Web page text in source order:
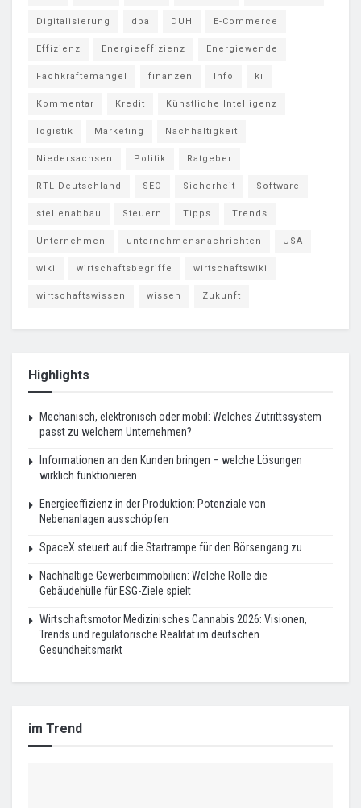
Digitalisierung dpa DUH E-Commerce
Effizienz Energieeffizienz Energiewende
Fachkräftemangel finanzen Info ki
Kommentar Kredit Künstliche Intelligenz
logistik Marketing Nachhaltigkeit
Niedersachsen Politik Ratgeber
RTL Deutschland SEO Sicherheit Software
stellenabbau Steuern Tipps Trends
Unternehmen unternehmensnachrichten USA
wiki wirtschaftsbegriffe wirtschaftswiki
wirtschaftswissen wissen Zukunft
Highlights
Mechanisch, elektronisch oder mobil: Welches Zutrittssystem
passt zu welchem Unternehmen?
Informationen an den Kunden bringen – welche Lösungen
wirklich funktionieren
Energieeffizienz in der Produktion: Potenziale von
Nebenanlagen ausschöpfen
SpaceX steuert auf die Startrampe für den Börsengang zu
Nachhaltige Gewerbeimmobilien: Welche Rolle die
Gebäudehülle für ESG-Ziele spielt
Wirtschaftsmotor Medizinisches Cannabis 2026: Visionen,
Trends und regulatorische Realität im deutschen
Gesundheitsmarkt
im Trend